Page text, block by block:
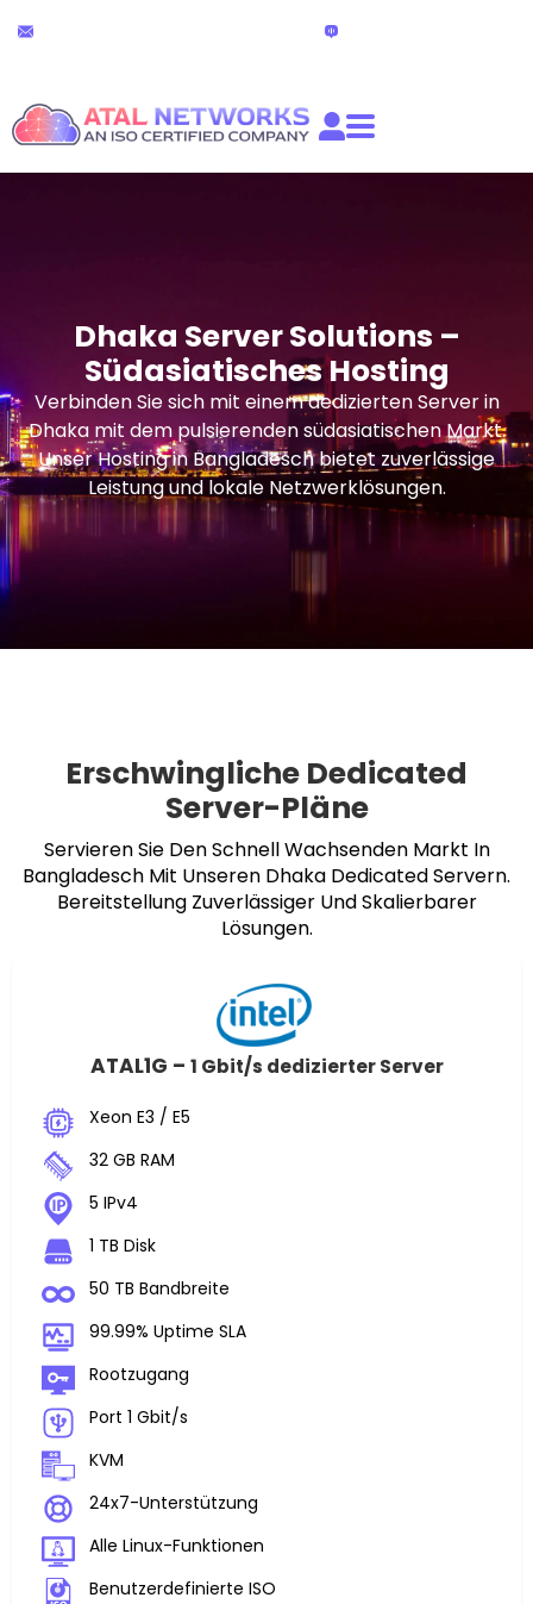
Inhalt
Dhaka Server Solutions –
Südasiatisches Hosting
Verbinden Sie sich mit einem dedizierten Server in
Dhaka mit dem pulsierenden südasiatischen Markt.
Unser Hosting in Bangladesch bietet zuverlässige
Leistung und lokale Netzwerklösungen.
Erschwingliche Dedicated
Server-Pläne
Servieren Sie Den Schnell Wachsenden Markt In
Bangladesch Mit Unseren Dhaka Dedicated Servern.
Bereitstellung Zuverlässiger Und Skalierbarer
Lösungen.
ATAL1G – 1 Gbit/s dedizierter Server
Xeon E3 / E5
32 GB RAM
5 IPv4
1 TB Disk
50 TB Bandbreite
99.99% Uptime SLA
Rootzugang
Port 1 Gbit/s
KVM
24x7-Unterstützung
Alle Linux-Funktionen
Benutzerdefinierte ISO